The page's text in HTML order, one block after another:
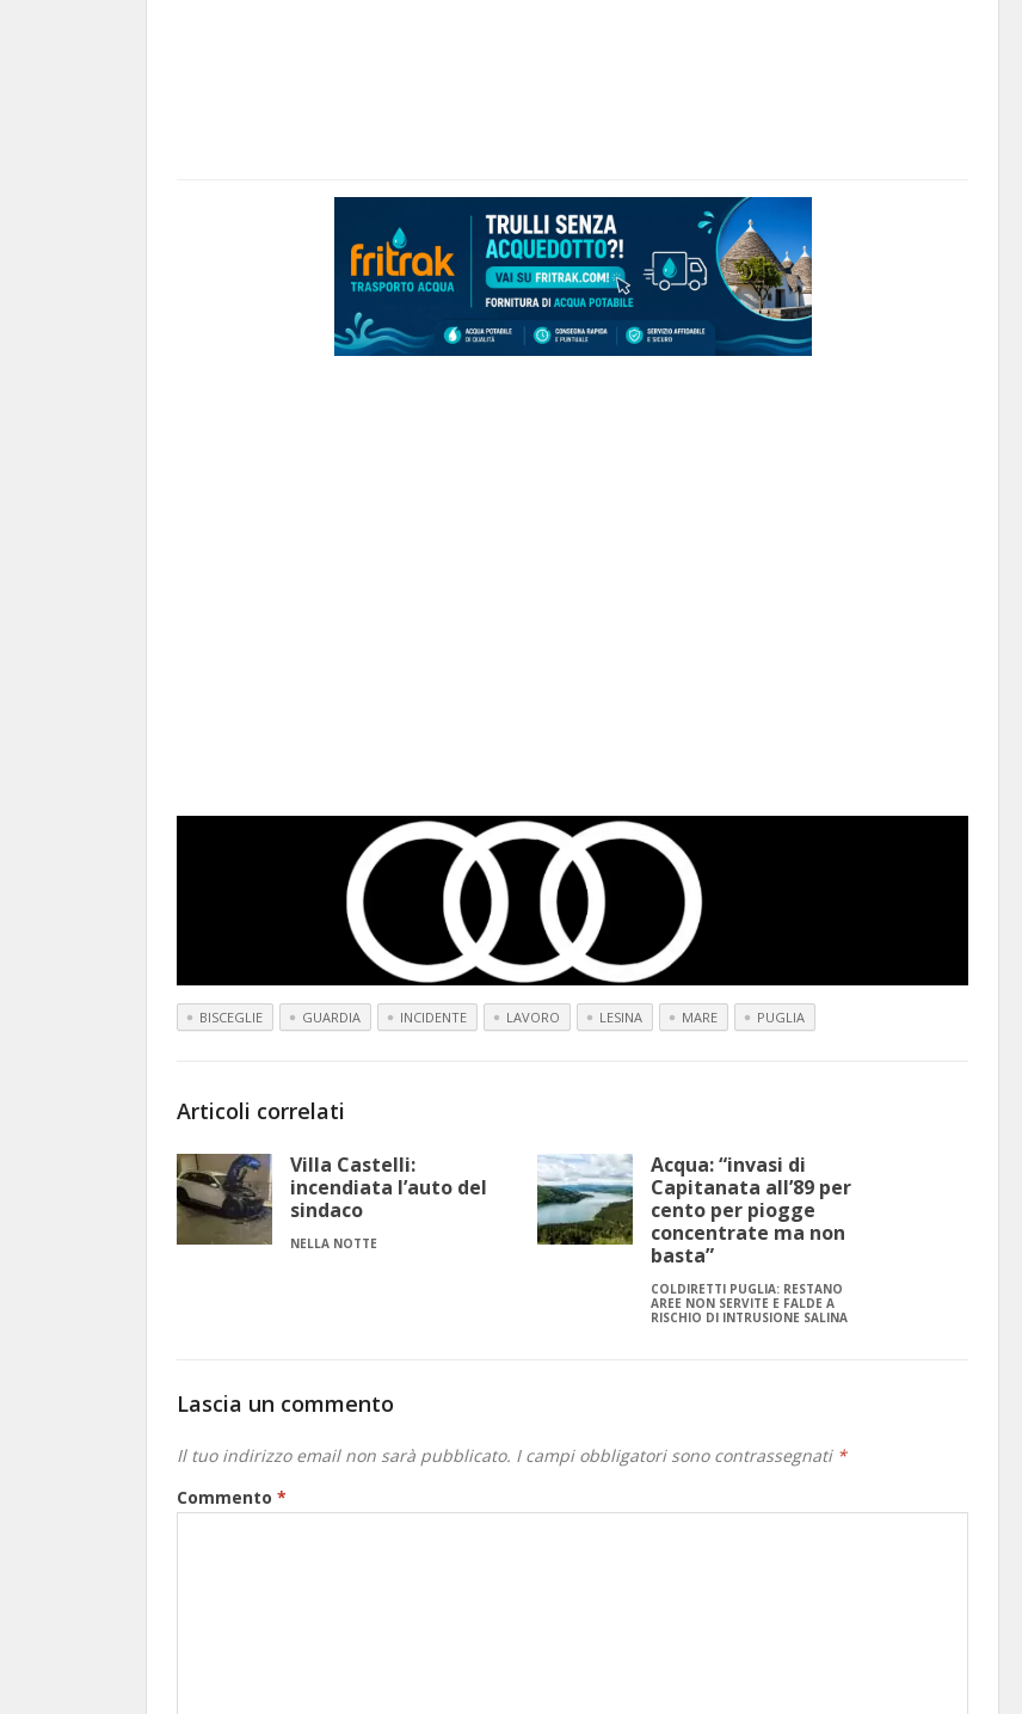
BISCEGLIE GUARDIA INCIDENTE LAVORO LESINA MARE PUGLIA
Articoli correlati
Villa Castelli:
incendiata l’auto del
sindaco
NELLA NOTTE
Acqua: “invasi di
Capitanata all’89 per
cento per piogge
concentrate ma non
basta”
COLDIRETTI PUGLIA: RESTANO
AREE NON SERVITE E FALDE A
RISCHIO DI INTRUSIONE SALINA
Lascia un commento
Il tuo indirizzo email non sarà pubblicato. I campi obbligatori sono contrassegnati *
Commento *